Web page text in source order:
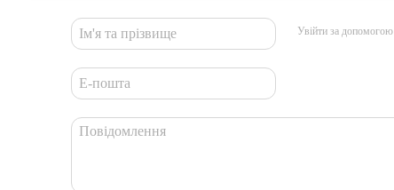
Увійти за допомогою